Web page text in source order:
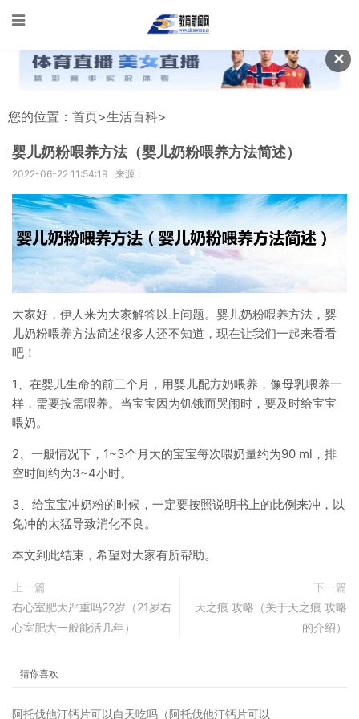
✕
您的位置： 首页>生活百科>
婴儿奶粉喂养方法（婴儿奶粉喂养方法简述）
2022-06-22 11:54:19 来源：
大家好，伊人来为大家解答以上问题。婴儿奶粉喂养方法，婴
儿奶粉喂养方法简述很多人还不知道，现在让我们一起来看看
吧！
1、在婴儿生命的前三个月，用婴儿配方奶喂养，像母乳喂养一
样，需要按需喂养。当宝宝因为饥饿而哭闹时，要及时给宝宝
喂奶。
2、一般情况下，1~3个月大的宝宝每次喂奶量约为90 ml，排
空时间约为3~4小时。
3、给宝宝冲奶粉的时候，一定要按照说明书上的比例来冲，以
免冲的太猛导致消化不良。
本文到此结束，希望对大家有所帮助。
上一篇
右心室肥大严重吗22岁（21岁右
心室肥大一般能活几年）
下一篇
天之痕 攻略（关于天之痕 攻略
的介绍）
猜你喜欢
阿托伐他汀钙片可以白天吃吗（阿托伐他汀钙片可以